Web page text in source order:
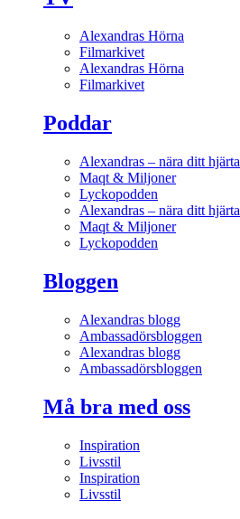
Alexandras Hörna
Filmarkivet
Alexandras Hörna
Filmarkivet
Poddar
Alexandras – nära ditt hjärta
Maqt & Miljoner
Lyckopodden
Alexandras – nära ditt hjärta
Maqt & Miljoner
Lyckopodden
Bloggen
Alexandras blogg
Ambassadörsbloggen
Alexandras blogg
Ambassadörsbloggen
Må bra med oss
Inspiration
Livsstil
Inspiration
Livsstil